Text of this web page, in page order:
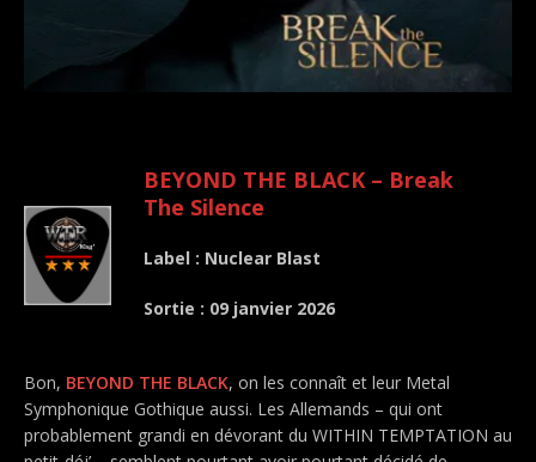
BEYOND THE BLACK – Break
The Silence
Label : Nuclear Blast
Sortie : 09 janvier 2026
Bon, BEYOND THE BLACK, on les connaît et leur Metal
Symphonique Gothique aussi. Les Allemands – qui ont
probablement grandi en dévorant du WITHIN TEMPTATION au